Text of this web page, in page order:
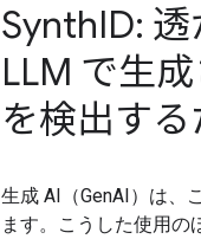
SynthID:
LLM で生
を検出す
生成 AI（GenAI）は、
ます。こうした使用の